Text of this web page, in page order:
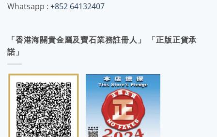
Whatsapp : +852 64132407
「香港海關貴金屬及寶石業務註冊人」 「正版正貨承
諾」